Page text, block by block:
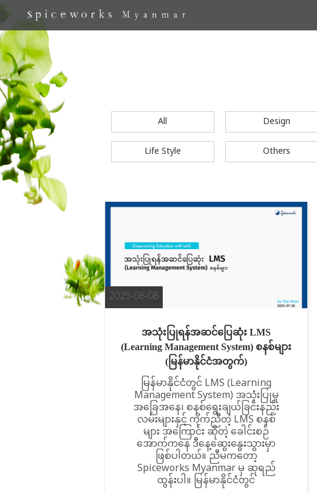
All Design
Life Style
Others
o
c
2025-08-08
အသုံးပြုရန်အဆင်ပြေဆုံး LMS
(Learning Management System) စနစ်များ
(မြန်မာနိုင်ငံအတွက်)
မြန်မာနိုင်ငံတွင် LMS (Learning
Management System) အသုံးပြုမှု
အခြေအနေ၊ စနစ်ရွေးချယ်ခြင်းနည်း
လမ်းများနှင့် ကိုက်ညီတဲ့ LMS စနစ်
များ အကြောင်း ဆိုတဲ့ ခေါင်းစဉ်
အောက်ကနေ ဒီနေ့ဆွေးနွေးသွားမှာ
ဖြစ်ပါတယ်။ ညီမကတော့
Spiceworks Myanmar မှ ဆုရည်
ထွန်းပါ။ မြန်မာနိုင်ငံတွင်